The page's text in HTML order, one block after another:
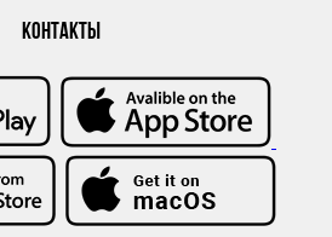
КОНТАКТЫ